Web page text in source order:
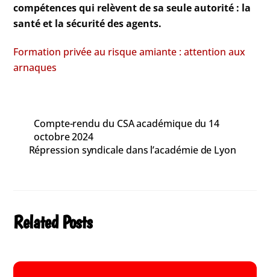
compétences qui relèvent de sa seule autorité : la
santé et la sécurité des agents.
Formation privée au risque amiante : attention aux
arnaques
Compte-rendu du CSA académique du 14
octobre 2024
Répression syndicale dans l’académie de Lyon
Related Posts